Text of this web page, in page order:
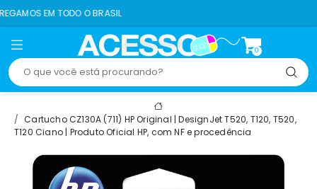
O BRASIL
0
Cartucho CZ130A (711) HP Original | DesignJet T520, T120, T520,
T120 Ciano | Produto Oficial HP, com NF e procedência